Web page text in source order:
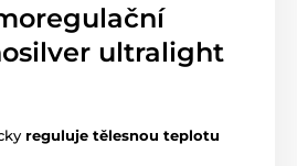
ultralight
reguluje tělesnou teplotu